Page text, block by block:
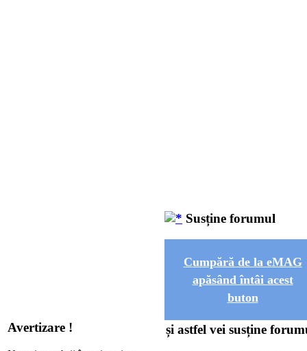
Avertizare !
Susține forumul
Cumpără de la eMAG
apăsând întâi acest
buton
și astfel vei susține